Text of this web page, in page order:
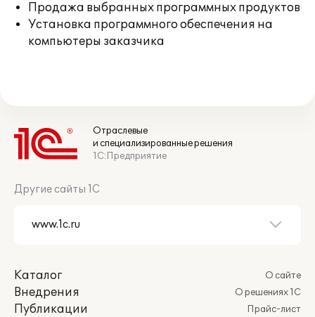
Продажа выбранных программных продуктов
Установка программного обеспечения на
компьютеры заказчика
Отраслевые
и специализированные решения
1С:Предприятие
Другие сайты 1С
Каталог
Внедрения
Публикации
О сайте
О решениях 1С
Прайс-лист